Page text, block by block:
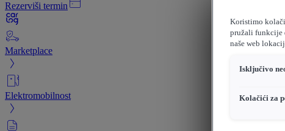
Rezerviši termin
Marketplace
Elektromobilnost
Koristimo
pružali funkcije
naše web
Isključivo
Kolačići za